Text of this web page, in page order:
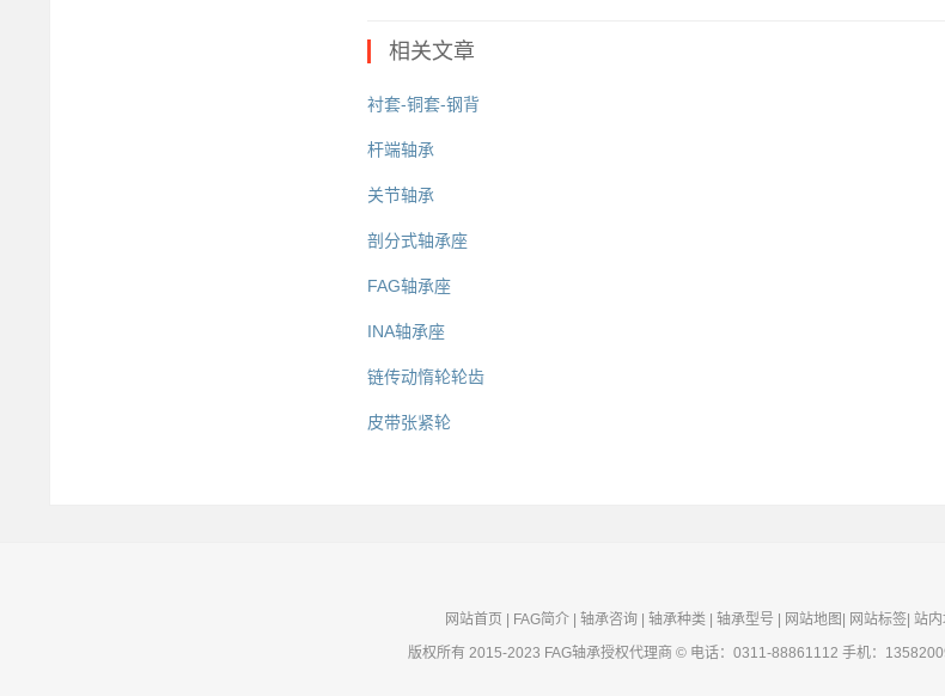
相关文章
衬套-铜套-钢背
杆端轴承
关节轴承
剖分式轴承座
FAG轴承座
INA轴承座
链传动惰轮轮齿
皮带张紧轮
网站首页 | FAG简介 | 轴承咨询 | 轴承种类 | 轴承型号 | 网站地图 | 网站标签| 站内
版权所有 2015-2023 FAG轴承授权代理商 © 电话：0311-88861112 手机：